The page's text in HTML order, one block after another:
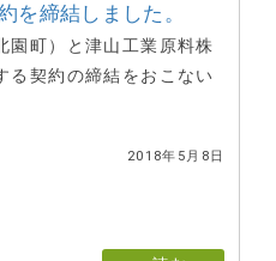
を締結しました。
園町）と津山工業原料株
る契約の締結をおこない
2018年5月8日